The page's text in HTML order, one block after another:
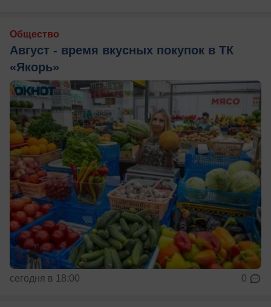
Общество
Август - время вкусных покупок в ТК
«Якорь»
сегодня в 18:00 0